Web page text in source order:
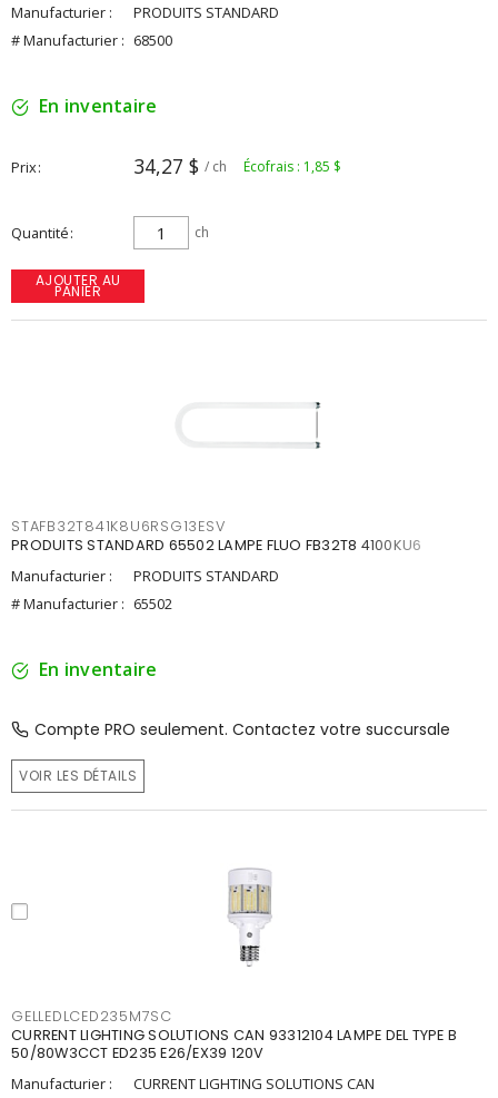
Manufacturier :
PRODUITS STANDARD
# Manufacturier : 68500
En inventaire
Prix 34,27 $ / ch Écofrais : 1,85 $
Quantité ch
AJOUTER AU
PANIER
STAFB32T841K8U6RSG13ESV
PRODUITS STANDARD 65502 LAMPE FLUO FB32T8 4100KU6
Manufacturier :
PRODUITS STANDARD
# Manufacturier : 65502
En inventaire
Compte PRO seulement. Contactez votre succursale
VOIR LES DÉTAILS
GELLEDLCED235M7SC
CURRENT LIGHTING SOLUTIONS CAN 93312104 LAMPE DEL TYPE B
50/80W3CCT ED235 E26/EX39 120V
Manufacturier :
CURRENT LIGHTING SOLUTIONS CAN